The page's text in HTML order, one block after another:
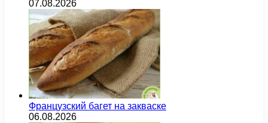
07.08.2026
Французский багет на закваске
06.08.2026